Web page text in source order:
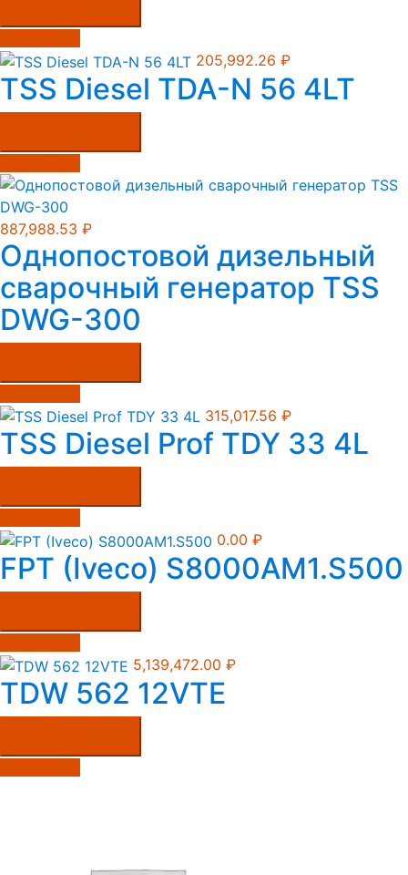
205,992.26 ₽
TSS Diesel TDA-N 56 4LT
887,988.53 ₽
Однопостовой дизельный
сварочный генератор TSS
DWG-300
315,017.56 ₽
TSS Diesel Prof TDY 33 4L
0.00 ₽
FPT (Iveco) S8000AM1.S500
5,139,472.00 ₽
TDW 562 12VTE